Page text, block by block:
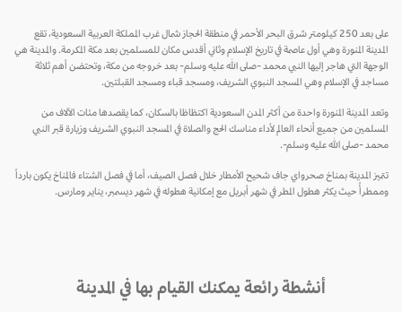
على بعد 250 كيلومتر شرق البحر الأحمر في منطقة الحجاز شمال غرب المملكة العربية السعودية، تقع
المدينة المنورة وهي أول عاصمة في تاريخ الإسلام وثاني أقدس مكان للمسلمين بعد مكة المكرمة. والمدينة هي
الوجهة التي هاجر إليها النبي محمد -صلى الله عليه وسلم- بعد خروجه من مكة، وتحتضن أهم ثلاثة
مساجد في الإسلام وهي المسجد النبوي الشريف، ومسجد قباء ومسجد القبلتين.
وتعد المدينة المنورة واحدة من أكثر المدن السعودية اكتظاظا بالسكان، كما يقصدها مئات الآلاف من
المسلمين من جميع أنحاء العالم لأداء مناسك الحج والصلاة في المسجد النبوي الشريف وزيارة قبر النبي
محمد -صلى الله عليه وسلم-.
تتميز المدينة بمناخ صحرواي جاف شحيح الأمطار خلال فصل الصيف، أما في فصل الشتاء فالمناخ يكون بارداً
وممطرأً حيث يكثر هطول المطر في شهر أبريل مع إمكانية هطوله في شهر ديسمبر، يناير ومارس.
أنشطة رائعة يمكنك القيام بها في المدينة